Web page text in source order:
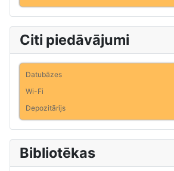
Citi piedāvājumi
Datubāzes
Wi-Fi
Depozitārijs
Bibliotēkas